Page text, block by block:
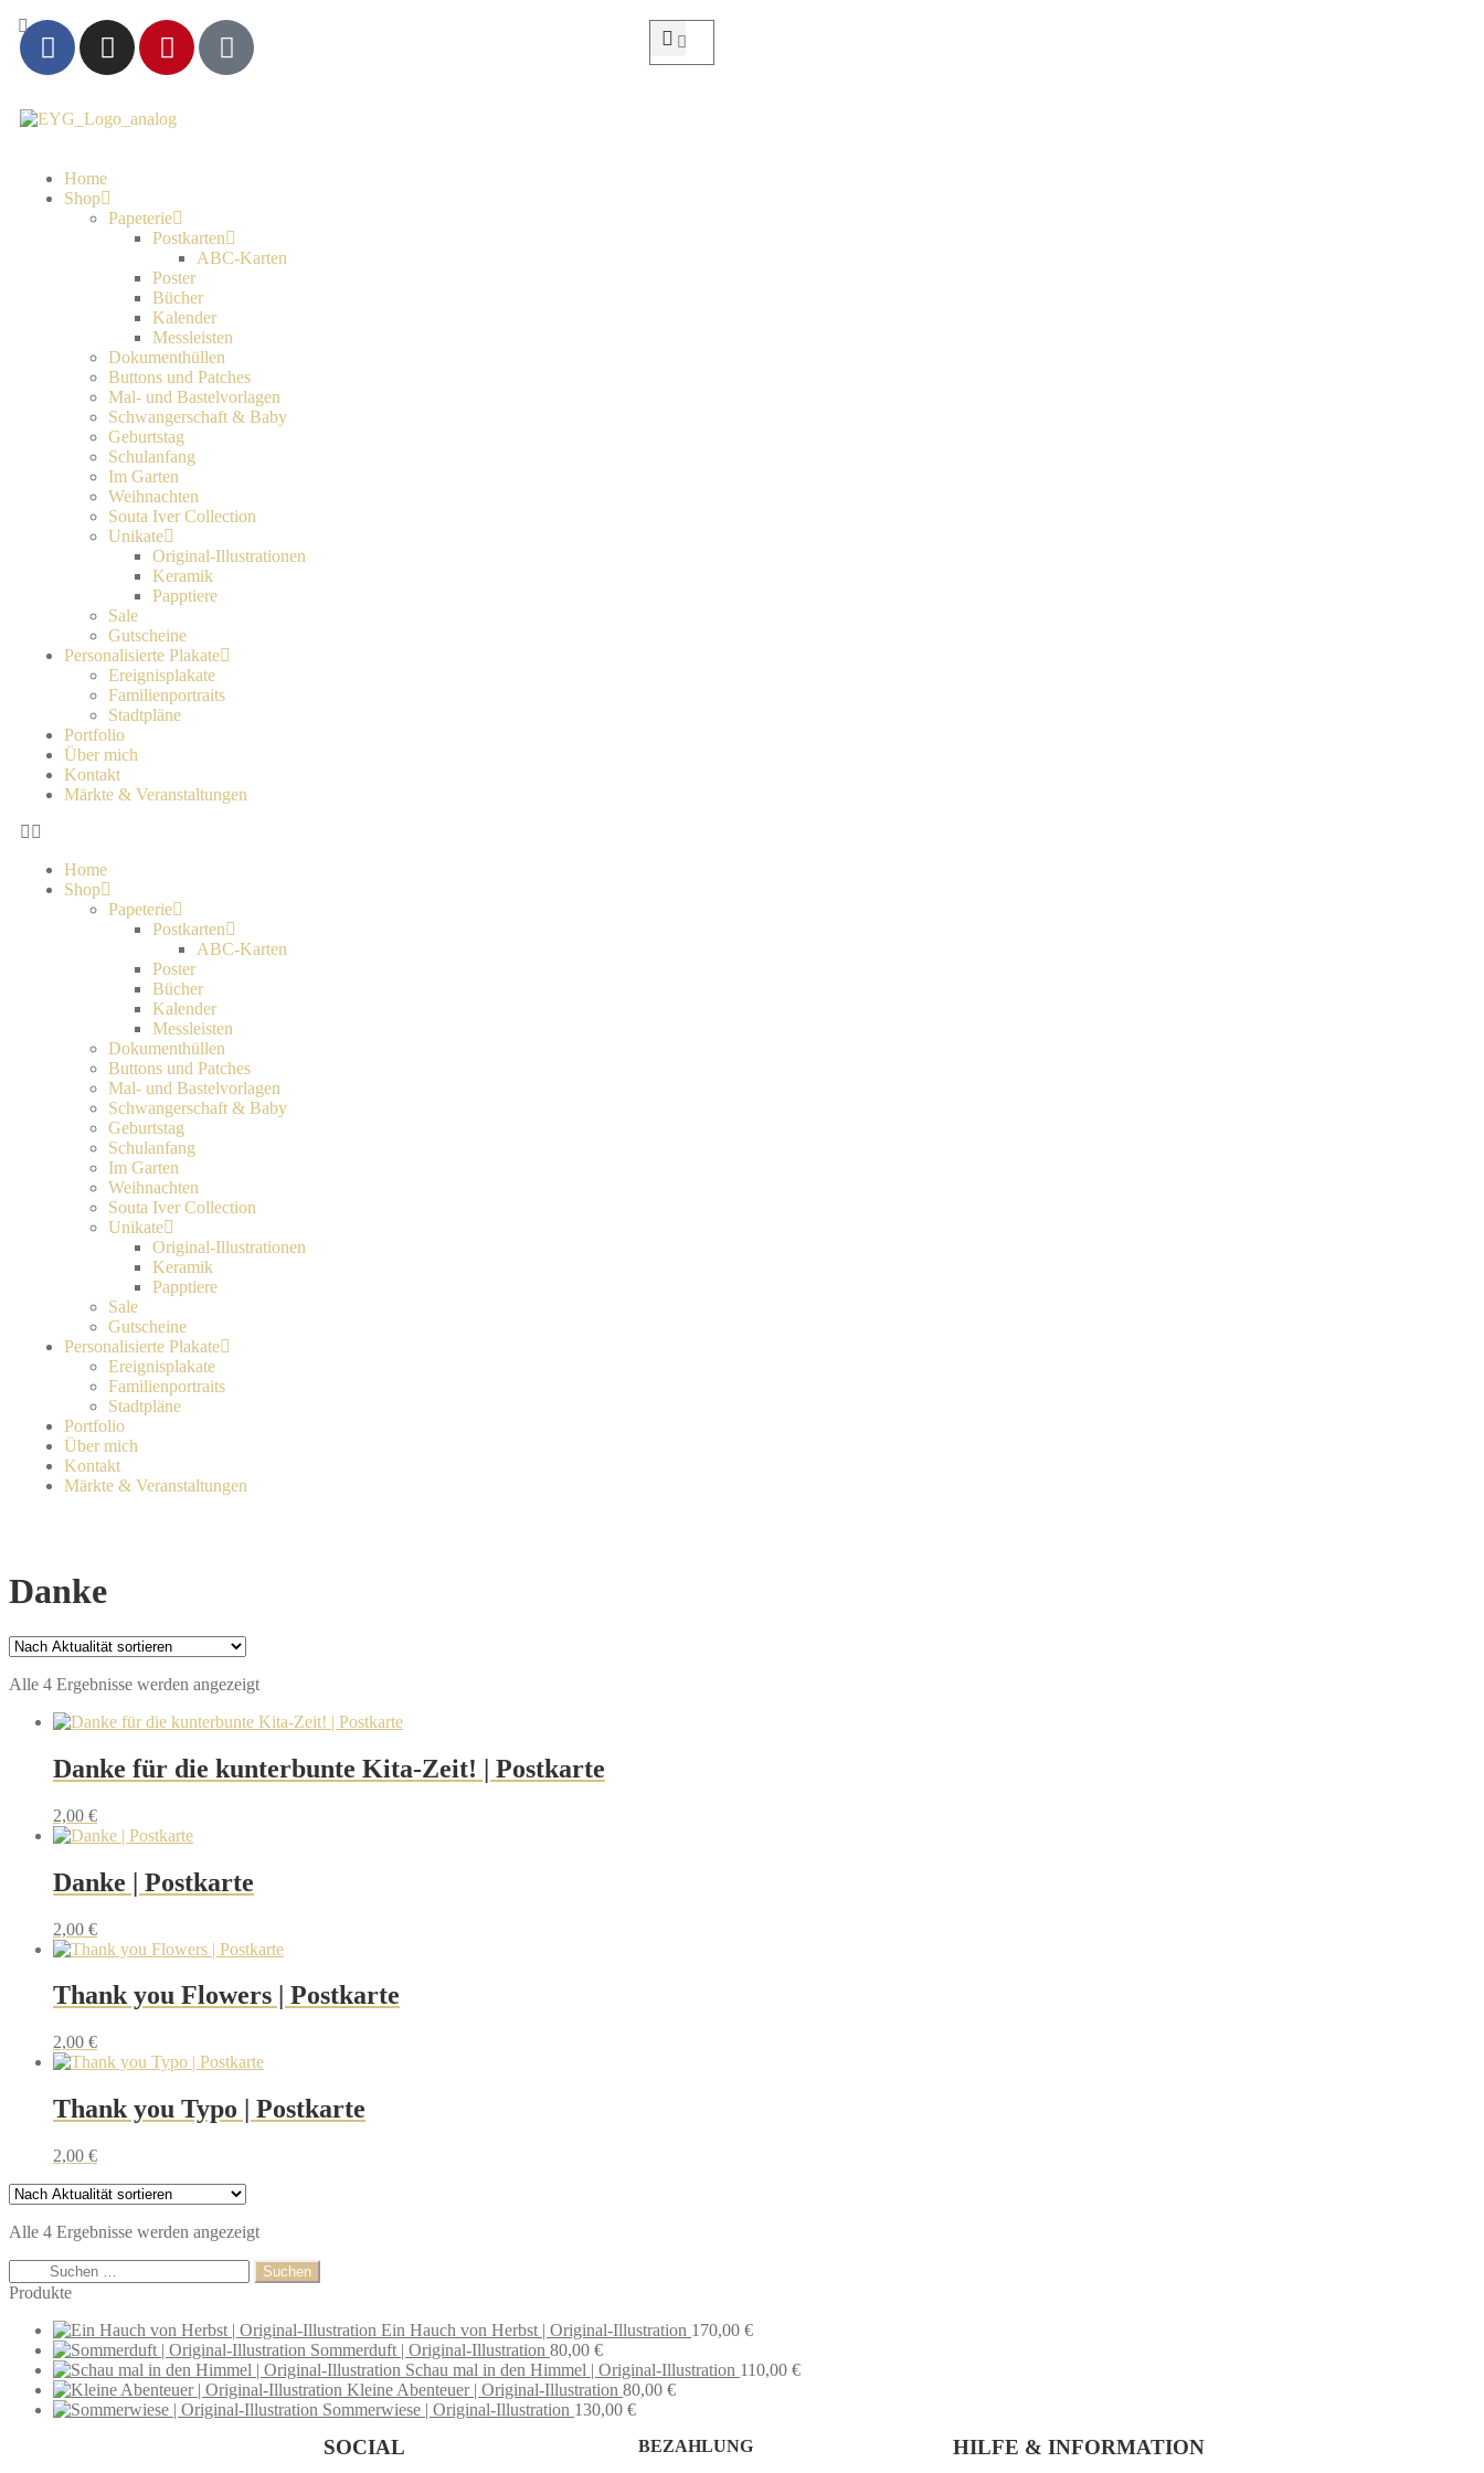
Home
Shop
Papeterie
Postkarten
ABC-Karten
Poster
Bücher
Kalender
Messleisten
Dokumenthüllen
Buttons und Patches
Mal- und Bastelvorlagen
Schwangerschaft & Baby
Geburtstag
Schulanfang
Im Garten
Weihnachten
Souta Iver Collection
Unikate
Original-Illustrationen
Keramik
Papptiere
Sale
Gutscheine
Personalisierte Plakate
Ereignisplakate
Familienportraits
Stadtpläne
Portfolio
Über mich
Kontakt
Märkte & Veranstaltungen
Home
Shop
Papeterie
Postkarten
ABC-Karten
Poster
Bücher
Kalender
Messleisten
Dokumenthüllen
Buttons und Patches
Mal- und Bastelvorlagen
Schwangerschaft & Baby
Geburtstag
Schulanfang
Im Garten
Weihnachten
Souta Iver Collection
Unikate
Original-Illustrationen
Keramik
Papptiere
Sale
Gutscheine
Personalisierte Plakate
Ereignisplakate
Familienportraits
Stadtpläne
Portfolio
Über mich
Kontakt
Märkte & Veranstaltungen
Danke
Alle 4 Ergebnisse werden angezeigt
Danke für die kunterbunte Kita-Zeit! | Postkarte
2,00 €
Danke | Postkarte
2,00 €
Thank you Flowers | Postkarte
2,00 €
Thank you Typo | Postkarte
2,00 €
Alle 4 Ergebnisse werden angezeigt
Produkte
Ein Hauch von Herbst | Original-Illustration 170,00 €
Sommerduft | Original-Illustration 80,00 €
Schau mal in den Himmel | Original-Illustration 110,00 €
Kleine Abenteuer | Original-Illustration 80,00 €
Sommerwiese | Original-Illustration 130,00 €
SOCIAL BEZAHLUNG HILFE & INFORMATION​